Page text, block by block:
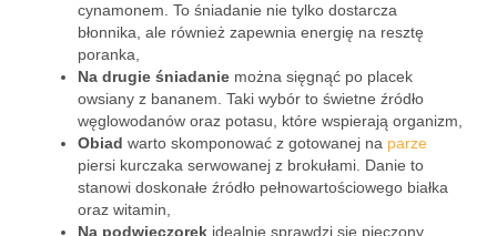
cynamonem. To śniadanie nie tylko dostarcza
błonnika, ale również zapewnia energię na resztę
poranka,
Na drugie śniadanie można sięgnąć po placek
owsiany z bananem. Taki wybór to świetne źródło
węglowodanów oraz potasu, które wspierają organizm,
Obiad warto skomponować z gotowanej na parze
piersi kurczaka serwowanej z brokułami. Danie to
stanowi doskonałe źródło pełnowartościowego białka
oraz witamin,
Na podwieczorek idealnie sprawdzi się pieczony